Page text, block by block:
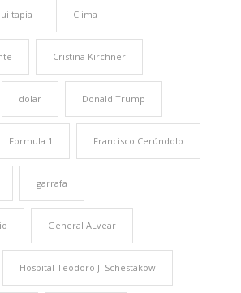
tapia Clima
Cristina Kirchner
dolar Donald Trump
Formula 1 Francisco Cerúndolo
garrafa
General ALvear
Hospital Teodoro J. Schestakow